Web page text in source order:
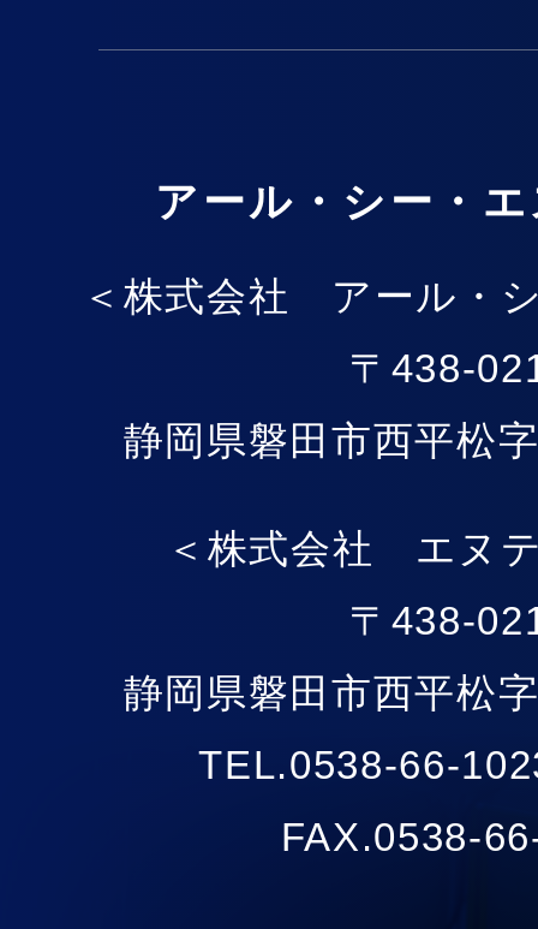
アール・シー・
＜株式会社 アール・
〒438-
静岡県磐田市西平松
＜株式会社 エヌ
〒438-
静岡県磐田市西平松
TEL.0538-66-
FAX.0538-